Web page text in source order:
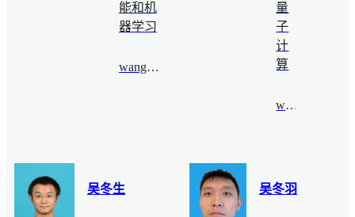
能和机
器学习
wangyajuan@bimsa.cn
量
子
计
算
wyl@bimsa.cn
吴冬生 吴冬羽